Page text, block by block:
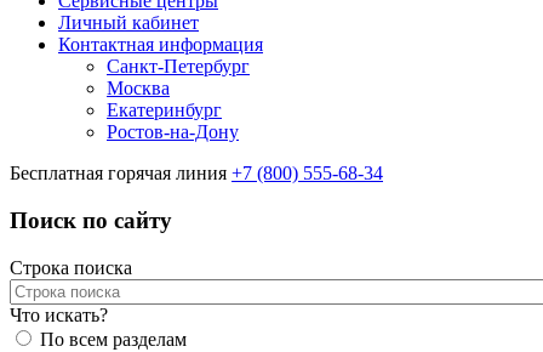
Личный кабинет
Контактная информация
Санкт-Петербург
Москва
Екатеринбург
Ростов-на-Дону
Бесплатная горячая линия +7 (800) 555-68-34
Поиск по сайту
Строка поиска
Что искать?
По всем разделам